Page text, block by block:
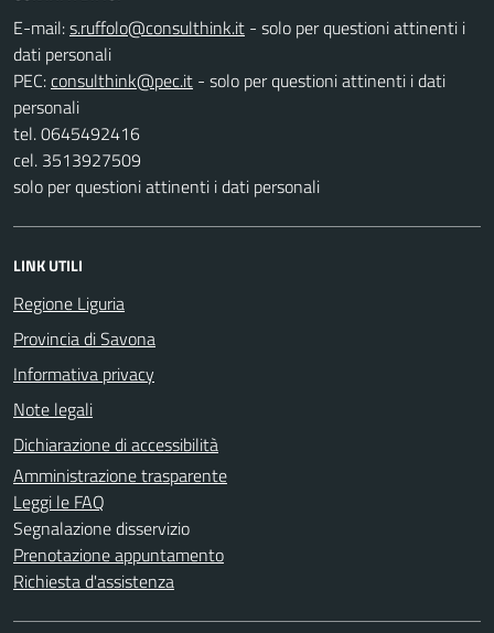
E-mail:
- solo per questioni attinenti i
dati personali
PEC:
- solo per questioni attinenti i dati
personali
tel. 0645492416
cel. 3513927509
solo per questioni attinenti i dati personali
LINK UTILI
Regione Liguria
Provincia di Savona
Informativa privacy
Note legali
Dichiarazione di accessibilità
Amministrazione trasparente
Leggi le FAQ
Segnalazione disservizio
Prenotazione appuntamento
Richiesta d'assistenza